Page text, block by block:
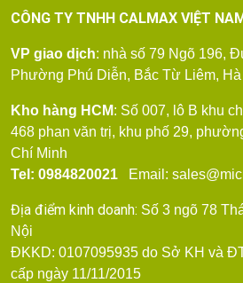
CÔNG TY TNHH CALMAX VIỆT NAM
VP giao dịch: nhà số 79 Ngõ 196,
Phường Phú Diễn, Bắc Từ Liêm,
Kho hàng HCM: Số 007, lô B khu
468 phan văn trị, khu phố 29,
Chí Minh
Tel: 0984820021
Email:
Địa điểm kinh doanh: Số 3 ngõ 78
Nội
ĐKKD: 0107095935 do Sở KH và
cấp ngày 11/11/2015